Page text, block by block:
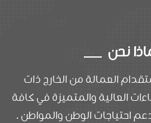
نحن
العمالة من الخارج ذات
العالية والمتميزة في كافة
احتياجات الوطن والمواطن .